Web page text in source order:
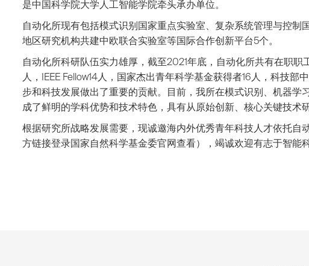
是中国科学院大学人工智能学院牵头承办单位。
自动化所现有包括模式识别国家重点实验室、复杂系统管理与控
地区研究机构共建中欧联合实验室等国际合作创新平台5个。
自动化所科研队伍实力雄厚，截至2021年底，自动化所共有在职
人，IEEE Fellow14人，国家杰出青年科学基金获得者16人，科技
步和科技发展做出了重要的贡献。目前，我所在模式识别、机器
成了鲜明的学科优势和技术特色，具有从原始创新、核心关键技术
根据研究所战略发展需要，现诚邀海内外优秀青年科技人才依托自
方链接登录国家自然科学基金委官网查看），竭诚欢迎有志于智能